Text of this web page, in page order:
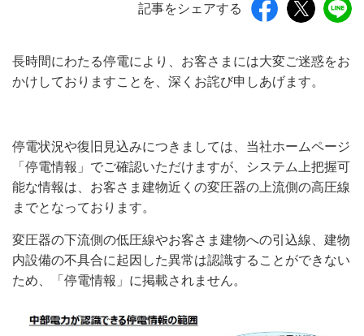
記事をシェアする
長時間にわたる停電により、お客さまには大変ご迷惑をお
かけしておりますことを、深くお詫び申しあげます。
停電状況や復旧見込みにつきましては、当社ホームページ
「停電情報」でご確認いただけますが、システム上把握可
能な情報は、お客さま建物近くの変圧器の上流側の高圧線
までとなっております。
変圧器の下流側の低圧線やお客さま建物への引込線、建物
内設備の不具合に起因した異常は認識することができない
ため、「停電情報」に掲載されません。